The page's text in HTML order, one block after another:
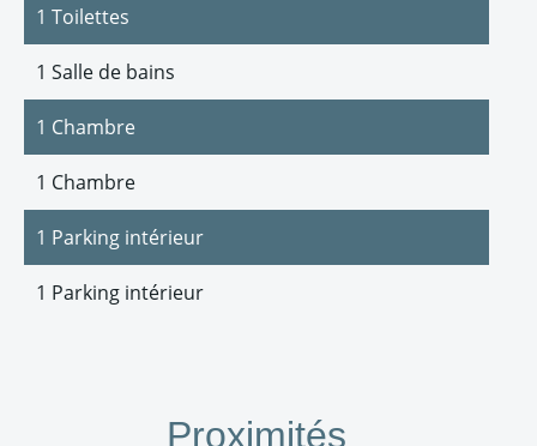
1 Toilettes
1 Salle de bains
1 Chambre
1 Chambre
1 Parking intérieur
1 Parking intérieur
Proximités